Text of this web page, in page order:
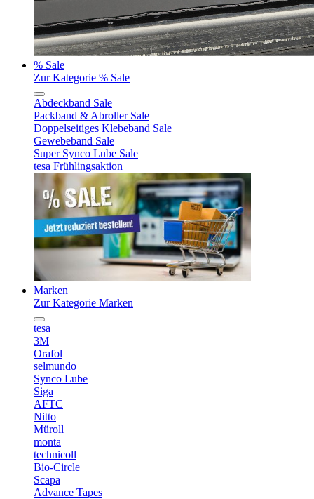
% Sale
Zur Kategorie % Sale
Abdeckband Sale
Packband & Abroller Sale
Doppelseitiges Klebeband Sale
Gewebeband Sale
Super Synco Lube Sale
tesa Frühlingsaktion
Marken
Zur Kategorie Marken
tesa
3M
Orafol
selmundo
Synco Lube
Siga
AFTC
Nitto
Müroll
monta
technicoll
Bio-Circle
Scapa
Advance Tapes